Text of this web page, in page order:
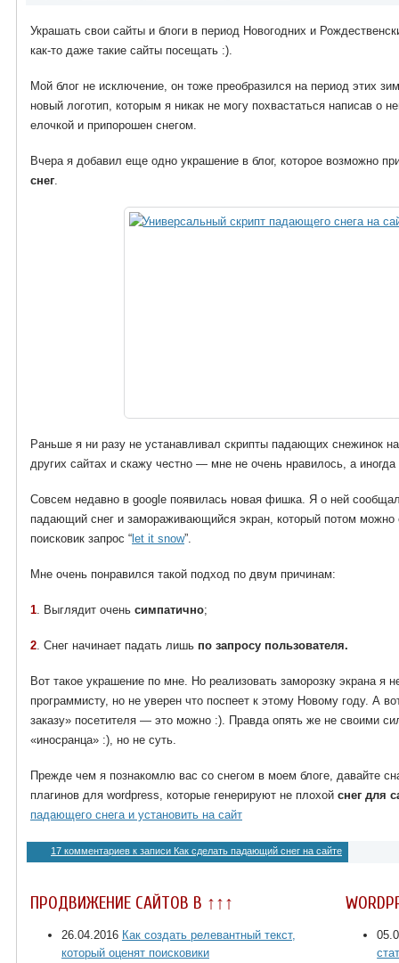
Украшать свои сайты и блоги в период Новогодних и
как-то даже такие сайты посещать :).
Мой блог не исключение, он тоже преобразился на период этих
новый логотип, которым я никак не могу похвастаться написав о
елочкой и припорошен снегом.
Вчера я добавил еще одно украшение в блог, которое возможно
снег.
Раньше я ни разу не устанавливал скрипты падающих снежинок
других сайтах и скажу честно — мне не очень нравилось, а
Совсем недавно в google появилась новая фишка. Я о ней
падающий снег и замораживающийся экран, который потом можно
поисковик запрос “ let it snow”.
Мне очень понравился такой подход по двум причинам:
1. Выглядит очень симпатично;
2. Снег начинает падать лишь по запросу пользователя.
Вот такое украшение по мне. Но реализовать заморозку экрана я
программисту, но не уверен что поспеет к этому Новому году. А
заказу» посетителя — это можно :). Правда опять же не своими
«иносранца» :), но не суть.
Прежде чем я познакомлю вас со снегом в моем блоге, давайте
плагинов для wordpress, которые генерируют не плохой снег для
падающего снега и установить на сайт
17 комментариев к записи Как сделать падающий снег на сайте
ПРОДВИЖЕНИЕ САЙТОВ В ↑↑↑
26.04.2016 Как создать релевантный текст,
который оценят поисковики